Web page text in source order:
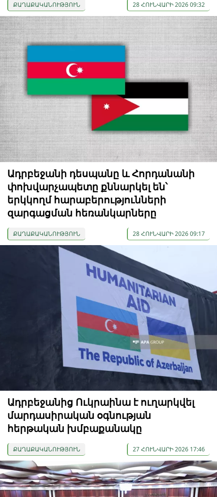
ՔԱՂԱՔԱԿԱՆՈՒԹՅՈՒՆ 28 ՀՈՒՆՎԱՐԻ 2026 09:32
Ադրբեջանի դեսպանը և Հորդանանի
փոխվարչապետը քննարկել են՝
երկկողմ հարաբերությունների
զարգացման հեռանկարները
ՔԱՂԱՔԱԿԱՆՈՒԹՅՈՒՆ 28 ՀՈՒՆՎԱՐԻ 2026 09:17
Ադրբեջանից Ուկրաինա է ուղարկվել
մարդասիրական օգնության
հերթական խմբաքանակը
ՔԱՂԱՔԱԿԱՆՈՒԹՅՈՒՆ 27 ՀՈՒՆՎԱՐԻ 2026 17:46